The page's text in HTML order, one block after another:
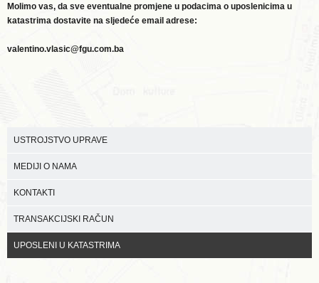
Molimo vas, da sve eventualne promjene u podacima o uposlenicima u
katastrima dostavite na sljedeće email adrese:
valentino.vlasic@fgu.com.ba
USTROJSTVO UPRAVE
MEDIJI O NAMA
KONTAKTI
TRANSAKCIJSKI RAČUN
UPOSLENI U KATASTRIMA